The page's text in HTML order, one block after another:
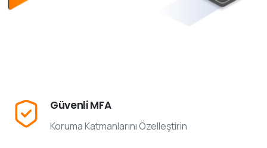
Güvenli MFA
Koruma Katmanlarını Özelleştirin